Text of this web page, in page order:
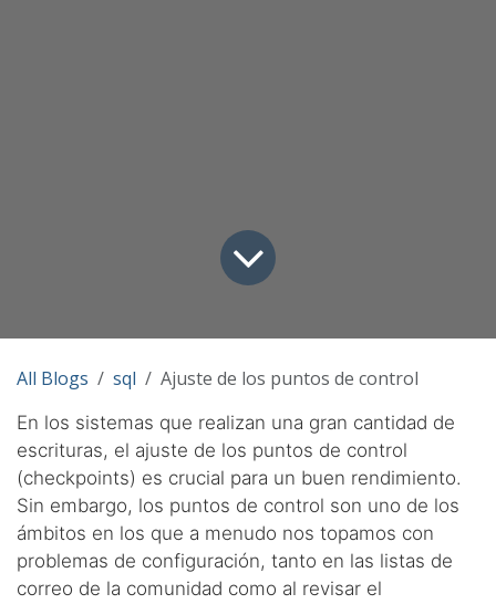
All Blogs sql Ajuste de los puntos de control
En los sistemas que realizan una gran cantidad de
escrituras, el ajuste de los puntos de control
(checkpoints) es crucial para un buen rendimiento.
Sin embargo, los puntos de control son uno de los
ámbitos en los que a menudo nos topamos con
problemas de configuración, tanto en las listas de
correo de la comunidad como al revisar el